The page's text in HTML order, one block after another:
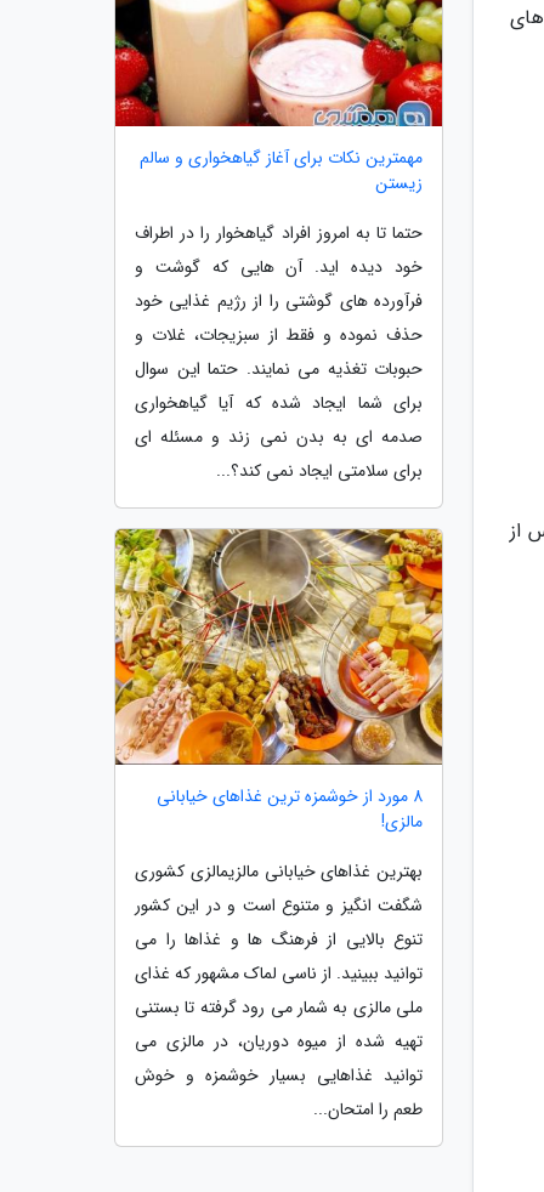
و پس از
مهمترین نکات برای آغاز گیاهخواری و سالم
زیستن
حتما تا به امروز افراد گیاهخوار را در اطراف
خود دیده اید. آن هایی که گوشت و
فرآورده های گوشتی را از رژیم غذایی خود
حذف نموده و فقط از سبزیجات، غلات و
حبوبات تغذیه می نمایند. حتما این سوال
برای شما ایجاد شده که آیا گیاهخواری
صدمه ای به بدن نمی زند و مسئله ای
برای سلامتی ایجاد نمی کند؟...
8 مورد از خوشمزه ترین غذاهای خیابانی
مالزی!
بهترین غذاهای خیابانی مالزیمالزی کشوری
شگفت انگیز و متنوع است و در این کشور
تنوع بالایی از فرهنگ ها و غذاها را می
توانید ببینید. از ناسی لماک مشهور که غذای
ملی مالزی به شمار می رود گرفته تا بستنی
تهیه شده از میوه دوریان، در مالزی می
توانید غذاهایی بسیار خوشمزه و خوش
طعم را امتحان...